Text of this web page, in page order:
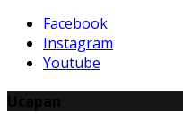
Facebook
Instagram
Youtube